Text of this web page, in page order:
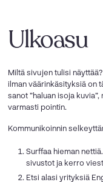
Ulkoasu
Miltä sivujen tulisi
ilman väärinkäsityksiä on
sanot ”haluan isoja
varmasti pointin.
Kommunikoinnin
Surffaa hieman
sivustot ja kerro
Etsi alasi yrityksiä